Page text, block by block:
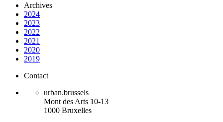
Archives
2024
2023
2022
2021
2020
2019
Contact
urban.brussels
Mont des Arts 10-13
1000 Bruxelles